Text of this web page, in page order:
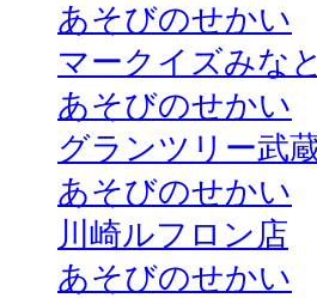
あそびのせかい
マークイズみな
あそびのせかい
グランツリー武
あそびのせかい
川崎ルフロン店
あそびのせかい